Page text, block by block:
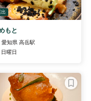
もと
愛知県 高岳駅
日曜日